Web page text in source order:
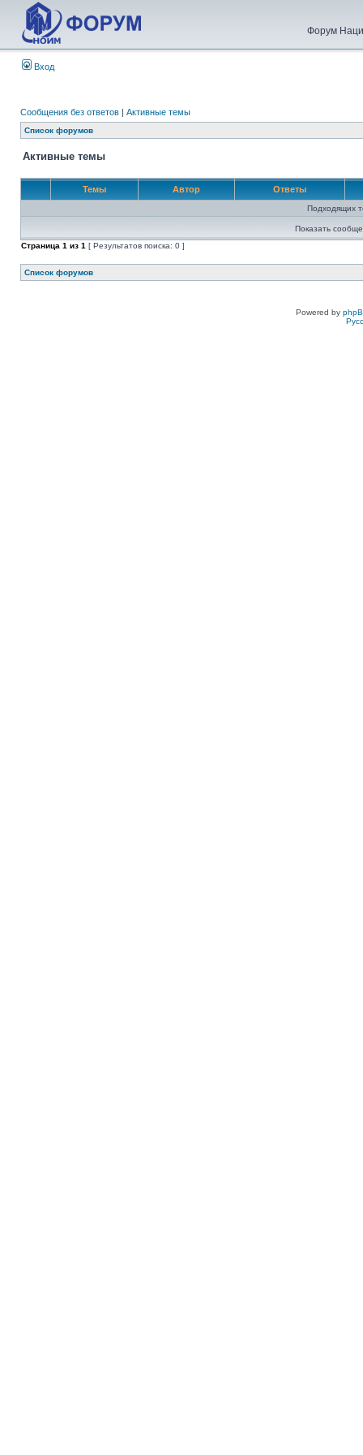
Форум
Вход
Сообщения без ответов | Активные темы
Список форумов
Активные темы
Темы Автор Ответы
Подходящих
Показать
Страница 1 из 1 [ Результатов поиска: 0 ]
Список форумов
Powered by